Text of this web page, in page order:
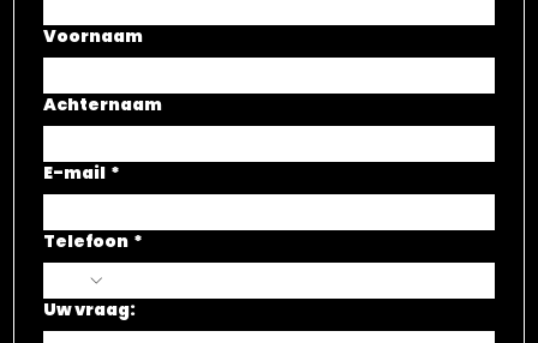
Voornaam
Achternaam
E-mail *
Telefoon *
Uw vraag: